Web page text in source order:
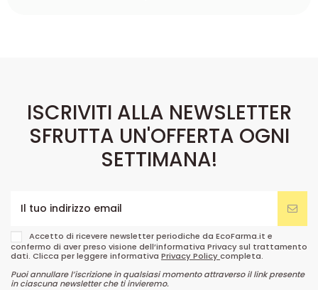
ISCRIVITI ALLA NEWSLETTER
SFRUTTA UN'OFFERTA OGNI
SETTIMANA!
Accetto di ricevere newsletter periodiche da EcoFarma.it e
confermo di aver preso visione dell’informativa Privacy sul trattamento
dati. Clicca per leggere informativa Privacy Policycompleta.
Puoi annullare l’iscrizione in qualsiasi momento attraverso il link presente
in ciascuna newsletter che ti invieremo.